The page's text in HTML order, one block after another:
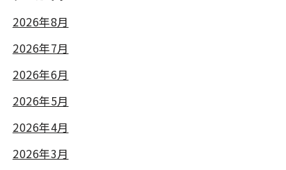
2026年8月
2026年7月
2026年6月
2026年5月
2026年4月
2026年3月